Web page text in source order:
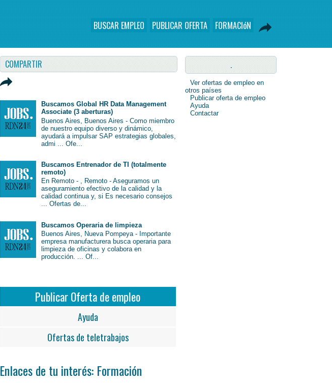
BUSCAR EMPLEO PUBLICAR OFERTA FORMACIóN
COMPARTIR
Buscamos Global HR Data Management
Associate (3 aberturas)
Buenos Aires, Buenos Aires - Como miembro
de nuestro equipo diverso y dinámico,
ayudará a impulsar SAP estrategias globales,
admi ... Ofe...
Buscamos Entrenador de TI (totalmente
remoto)
En Remoto - , Remoto - Aseguramos un
aseguramiento efectivo de la calidad y la
calidad continua y, si Es necesario consejos
... Ofertas de...
Buscamos Operaria de limpieza
Buenos Aires, Nueva Pompeya - Importante
empresa manufacturera busca operaria para
limpieza de oficinas y colabora en
producción. ... Of...
Publicar Oferta de empleo
Ayuda
Ofertas de teletrabajos
Enlaces de tu interés: Formación
.
Ver ofertas de empleo en
otros países
Publicar oferta de empleo
Ayuda
Contactar